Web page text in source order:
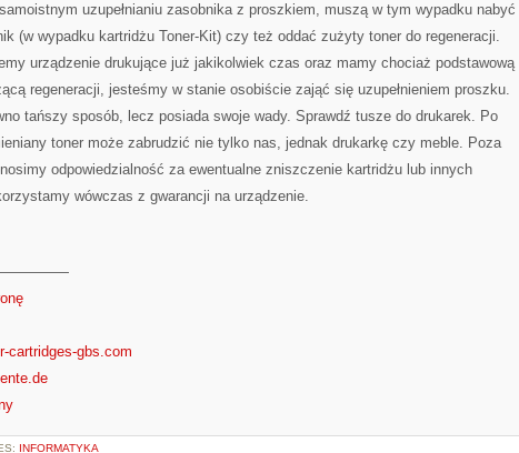
uzupełnianiu zasobnika z proszkiem, muszą w tym wypadku nabyć
(w wypadku kartridżu Toner-Kit) czy też oddać zużyty toner do regeneracji.
urządzenie drukujące już jakikolwiek czas oraz mamy chociaż podstawową
regeneracji, jesteśmy w stanie osobiście zająć się uzupełnieniem proszku.
tańszy sposób, lecz posiada swoje wady. Sprawdź tusze do drukarek. Po
toner może zabrudzić nie tylko nas, jednak drukarkę czy meble. Poza
odpowiedzialność za ewentualne zniszczenie kartridżu lub innych
wówczas z gwarancji na urządzenie.
cartridges-gbs.com
INFORMATYKA